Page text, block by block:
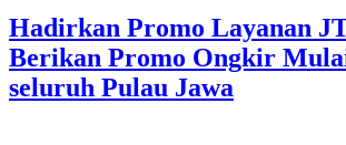
Hadirkan Promo Layanan
Berikan Promo Ongkir
seluruh Pulau Jawa